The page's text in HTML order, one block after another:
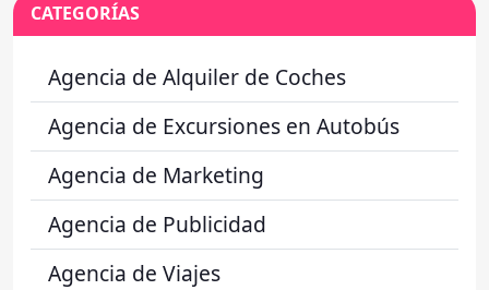
CATEGORÍAS
Agencia de Alquiler de Coches
Agencia de Excursiones en Autobús
Agencia de Marketing
Agencia de Publicidad
Agencia de Viajes